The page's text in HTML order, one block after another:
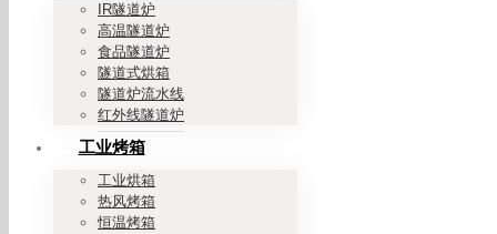
IR隧道炉
高温隧道炉
食品隧道炉
隧道式烘箱
隧道炉流水线
红外线隧道炉
工业烤箱
工业烘箱
热风烤箱
恒温烤箱